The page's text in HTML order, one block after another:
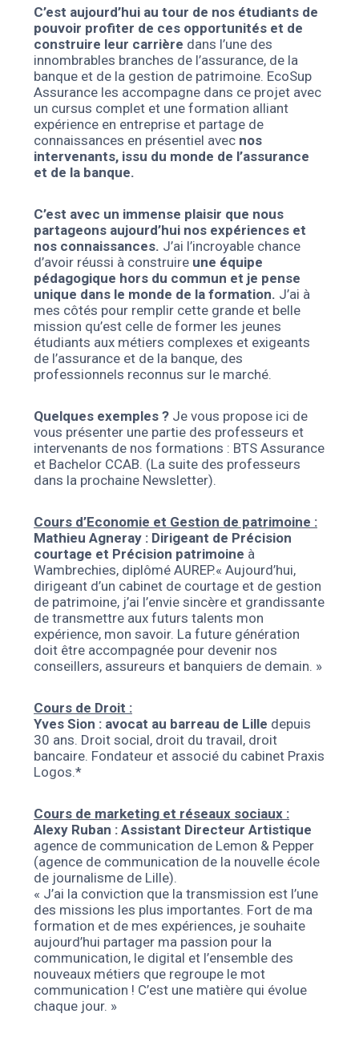
C’est aujourd’hui au tour de nos étudiants de
pouvoir profiter de ces opportunités et de
construire leur carrière dans l’une des
innombrables branches de l’assurance, de la
banque et de la gestion de patrimoine. EcoSup
Assurance les accompagne dans ce projet avec
un cursus complet et une formation alliant
expérience en entreprise et partage de
connaissances en présentiel avec nos
intervenants, issu du monde de l’assurance
et de la banque.
C’est avec un immense plaisir que nous
partageons aujourd’hui nos expériences et
nos connaissances. J’ai l’incroyable chance
d’avoir réussi à construire une équipe
pédagogique hors du commun et je pense
unique dans le monde de la formation. J’ai à
mes côtés pour remplir cette grande et belle
mission qu’est celle de former les jeunes
étudiants aux métiers complexes et exigeants
de l’assurance et de la banque, des
professionnels reconnus sur le marché.
Quelques exemples ? Je vous propose ici de
vous présenter une partie des professeurs et
intervenants de nos formations : BTS Assurance
et Bachelor CCAB. (La suite des professeurs
dans la prochaine Newsletter).
Cours d’Economie et Gestion de patrimoine :
Mathieu Agneray : Dirigeant de Précision
courtage et Précision patrimoine à
Wambrechies, diplômé AUREP.« Aujourd’hui,
dirigeant d’un cabinet de courtage et de gestion
de patrimoine, j’ai l’envie sincère et grandissante
de transmettre aux futurs talents mon
expérience, mon savoir. La future génération
doit être accompagnée pour devenir nos
conseillers, assureurs et banquiers de demain. »
Cours de Droit :
Yves Sion : avocat au barreau de Lille depuis
30 ans. Droit social, droit du travail, droit
bancaire. Fondateur et associé du cabinet Praxis
Logos.*
Cours de marketing et réseaux sociaux :
Alexy Ruban : Assistant Directeur Artistique
agence de communication de Lemon & Pepper
(agence de communication de la nouvelle école
de journalisme de Lille).
« J’ai la conviction que la transmission est l’une
des missions les plus importantes. Fort de ma
formation et de mes expériences, je souhaite
aujourd’hui partager ma passion pour la
communication, le digital et l’ensemble des
nouveaux métiers que regroupe le mot
communication ! C’est une matière qui évolue
chaque jour. »